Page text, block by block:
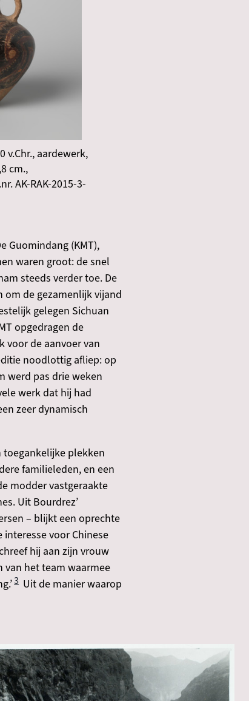
v.Chr., aardewerk,
cm.,
AK-RAK-2015-3-
Guomindang (KMT),
waren groot: de snel
steeds verder toe. De
om de gezamenlijk vijand
gelegen Sichuan
opgedragen de
voor de aanvoer van
noodlottig afliep: op
werd pas drie weken
werk dat hij had
zeer dynamisch
toegankelijke plekken
familieleden, en een
modder vastgeraakte
Uit Bourdrez’
– blijkt een oprechte
voor Chinese
hij aan zijn vrouw
van het team waarmee
3 Uit de manier waarop